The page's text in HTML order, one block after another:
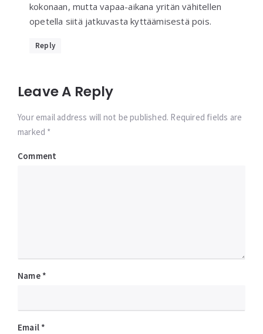
kokonaan, mutta vapaa-aikana yritän vähitellen
opetella siitä jatkuvasta kyttäämisestä pois.
Reply
Leave A Reply
Your email address will not be published. Required fields are
marked *
Comment
Name *
Email *